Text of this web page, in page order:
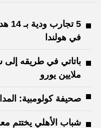
5
في هولندا
ملايين يورو
صحيفة كولومبية:
شباب الأهلي يختتم